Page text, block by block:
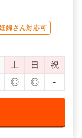
婦さん対応可
土 日
祝
◎ ◎ -